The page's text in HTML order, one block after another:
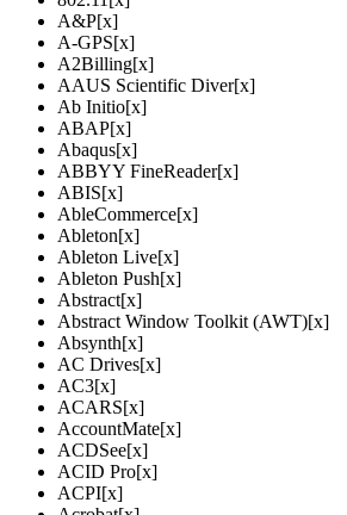
A&P[x]
A-GPS[x]
A2Billing[x]
AAUS Scientific Diver[x]
Ab Initio[x]
ABAP[x]
Abaqus[x]
ABBYY FineReader[x]
ABIS[x]
AbleCommerce[x]
Ableton[x]
Ableton Live[x]
Ableton Push[x]
Abstract[x]
Abstract Window Toolkit (AWT)[x]
Absynth[x]
AC Drives[x]
AC3[x]
ACARS[x]
AccountMate[x]
ACDSee[x]
ACID Pro[x]
ACPI[x]